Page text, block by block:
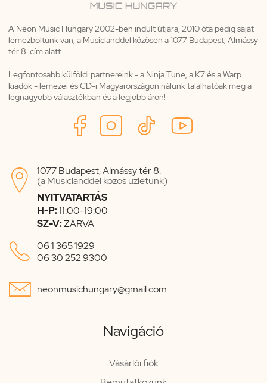
A Neon Music Hungary 2002-ben indult útjára, 2010 óta pedig saját
lemezboltunk van, a Musiclanddel közösen a 1077 Budapest, Almássy
tér 8. cím alatt.
Legfontosabb külföldi partnereink - a Ninja Tune, a K7 és a Warp
kiadók - lemezei és CD-i Magyarországon nálunk találhatóak meg a
legnagyobb választékban és a legjobb áron!

1077 Budapest, Almássy tér 8.
(a Musiclanddel közös üzletünk)
NYITVATARTÁS
H-P:11:00-19:00
SZ-V:ZÁRVA
 06 1 365 1929
06 30 252 9300
 neonmusichungary@gmail.com
Navigáció
Vásárlói fiók